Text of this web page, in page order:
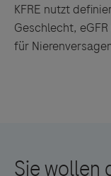
KFRE nutzt
Geschlecht,
für